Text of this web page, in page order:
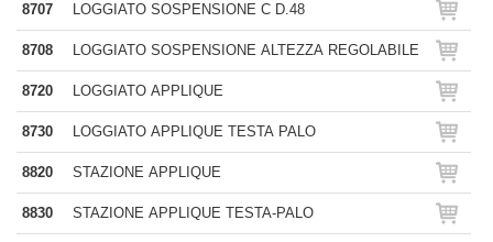
8707 LOGGIATO SOSPENSIONE C D.48
8708 LOGGIATO SOSPENSIONE ALTEZZA REGOLABILE
8720 LOGGIATO APPLIQUE
8730 LOGGIATO APPLIQUE TESTA PALO
8820 STAZIONE APPLIQUE
8830 STAZIONE APPLIQUE TESTA-PALO